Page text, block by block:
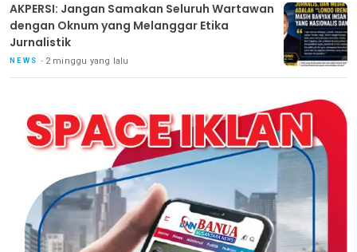
AKPERSI: Jangan Samakan Seluruh Wartawan
dengan Oknum yang Melanggar Etika
Jurnalistik
NEWS 2 minggu yang lalu